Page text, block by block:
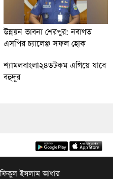
উন্নয়ন ভাবনা শেরপুর: নবাগত
এসপির চ্যালেঞ্জ সফল হোক
শ্যামলবাংলা২৪ডটকম এগিয়ে যাবে
বহুদূর
ইসলাম আধার